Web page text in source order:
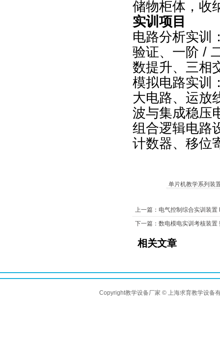
储物柜体，收
实训项目
电路分析实训
验证、一阶 /
数提升、三相
模拟电路实训
大电路、运放
波与集成稳压
组合逻辑电路
计数器、移位
单片机教学系列装
上一篇：电气控制综合实训装
下一篇：数电模电实训考核装置
相关文章
Copyright教学设备厂家 © 上海求育教学设备